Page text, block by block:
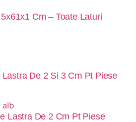
Cm – Toate Laturi
De 2 Si 3 Cm Pt Piese
Lastra De 2 Cm Pt Piese